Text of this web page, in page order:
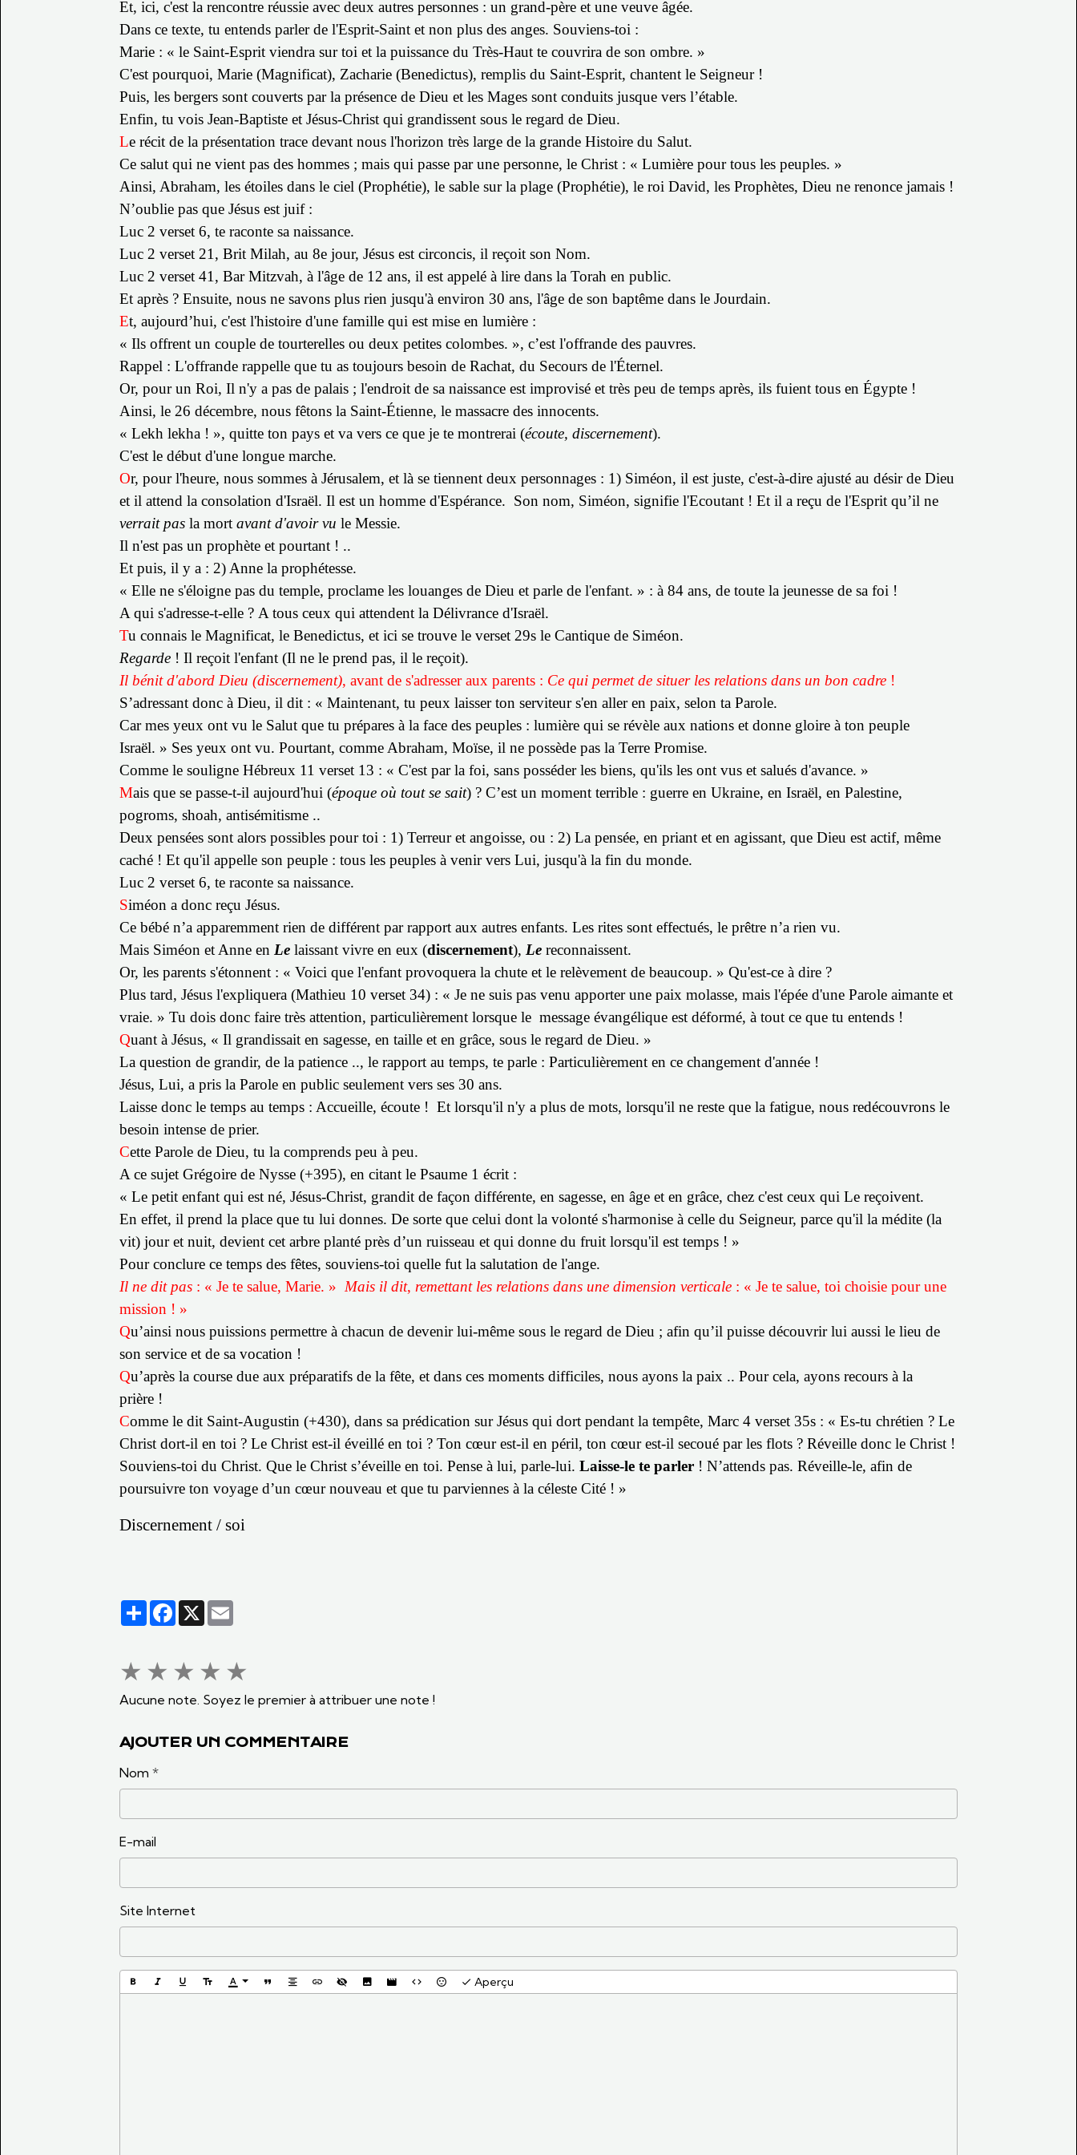
Et, ici, c'est la rencontre réussie avec deux autres personnes : un grand-père et une veuve âgée.
Dans ce texte, tu entends parler de l'Esprit-Saint et non plus des anges. Souviens-toi :
Marie : « le Saint-Esprit viendra sur toi et la puissance du Très-Haut te couvrira de son ombre. »
C'est pourquoi, Marie (Magnificat), Zacharie (Benedictus), remplis du Saint-Esprit, chantent le Seigneur !
Puis, les bergers sont couverts par la présence de Dieu et les Mages sont conduits jusque vers l’étable.
Enfin, tu vois Jean-Baptiste et Jésus-Christ qui grandissent sous le regard de Dieu.
Le récit de la présentation trace devant nous l'horizon très large de la grande Histoire du Salut.
Ce salut qui ne vient pas des hommes ; mais qui passe par une personne, le Christ : « Lumière pour tous les peuples. »
Ainsi, Abraham, les étoiles dans le ciel (Prophétie), le sable sur la plage (Prophétie), le roi David, les Prophètes, Dieu ne renonce jamais !
N’oublie pas queJésus est juif :
Luc 2 verset 6, te raconte sa naissance.
Luc 2 verset 21, Brit Milah, au 8e jour, Jésus est circoncis, il reçoit son Nom.
Luc 2 verset 41, Bar Mitzvah, à l'âge de 12 ans, il est appelé à lire dans la Torah en public.
Et après ? Ensuite, nous ne savons plus rien jusqu'à environ 30 ans, l'âge de son baptême dans le Jourdain.
Et, aujourd’hui, c'est l'histoire d'une famille qui est mise en lumière :
« Ils offrent un couple de tourterelles ou deux petites colombes. », c’est l'offrande des pauvres.
Rappel : L'offrande rappelle que tu as toujours besoin de Rachat, du Secours de l'Éternel.
Or, pour un Roi, Il n'y a pas de palais ; l'endroit de sa naissance est improvisé et très peu de temps après, ils fuient tous en Égypte !
Ainsi, le 26 décembre, nous fêtons la Saint-Étienne, le massacre des innocents.
« Lekh lekha ! », quitte ton pays et va vers ce que je te montrerai (écoute, discernement).
C'est le début d'une longue marche.
Or, pour l'heure, nous sommes à Jérusalem, et là se tiennent deux personnages : 1) Siméon, il est juste, c'est-à-dire ajusté au désir de Dieu
et il attend la consolation d'Israël.Il est un homme d'Espérance. Son nom, Siméon, signifie l'Ecoutant !Et il a reçu de l'Esprit qu’il ne
verrait pas la mortavant d'avoir vu le Messie.
Il n'est pas un prophète et pourtant ! ..
Et puis, il y a : 2) Anne la prophétesse.
« Elle ne s'éloigne pas du temple, proclame les louanges de Dieu et parle de l'enfant. » : à 84 ans, de toute la jeunesse de sa foi !
A qui s'adresse-t-elle ? A tous ceux qui attendent la Délivrance d'Israël.
Tu connais le Magnificat, le Benedictus, et ici se trouve leverset 29s le Cantique de Siméon.
Regarde ! Il reçoit l'enfant (Il ne le prend pas, il le reçoit).
Il bénit d'abord Dieu (discernement), avant de s'adresser aux parents : Ce qui permet de situer les relations dans un bon cadre !
S’adressant donc à Dieu, il dit : « Maintenant, tu peux laisser ton serviteur s'en aller en paix, selon ta Parole.
Car mes yeux ont vu le Salut que tu prépares à la face des peuples : lumière qui se révèle aux nations et donne gloire à ton peuple
Israël. » Ses yeux ont vu.Pourtant, comme Abraham, Moïse, il ne possède pas la Terre Promise.
Comme le souligne Hébreux 11 verset 13 : « C'est par la foi, sans posséder les biens, qu'ils les ont vus et salués d'avance. »
Mais que se passe-t-il aujourd'hui (époque où tout se sait) ? C’est un moment terrible : guerre en Ukraine, en Israël, en Palestine,
pogroms, shoah, antisémitisme ..
Deux pensées sont alors possibles pour toi : 1) Terreur et angoisse, ou : 2) La pensée, en priant et en agissant, que Dieu est actif, même
caché ! Et qu'il appelle son peuple : tous les peuples à venir vers Lui, jusqu'à la fin du monde.
Luc 2 verset 6, te raconte sa naissance.
Siméon a donc reçu Jésus.
Ce bébé n’a apparemment rien de différent par rapport aux autres enfants.Les rites sont effectués, le prêtre n’a rien vu.
Mais Siméon et Anne en Le laissant vivre en eux (discernement), Le reconnaissent.
Or, les parents s'étonnent : « Voici que l'enfant provoquera la chute et le relèvement de beaucoup. » Qu'est-ce à dire ?
Plus tard, Jésus l'expliquera (Mathieu 10 verset 34) : « Je ne suis pas venu apporter une paix molasse, mais l'épée d'une Parole aimante et
vraie. »Tu dois donc faire très attention, particulièrement lorsque le message évangélique est déformé, à tout ce que tu entends !
Quant à Jésus, « Il grandissait en sagesse, en taille et en grâce, sous le regard de Dieu. »
La question de grandir, de la patience .., le rapport au temps, te parle : Particulièrement en ce changement d'année !
Jésus, Lui, a pris la Parole en public seulement vers ses 30 ans.
Laisse donc le temps au temps : Accueille, écoute !Et lorsqu'il n'y a plus de mots, lorsqu'il ne reste que la fatigue, nous redécouvrons le
besoin intense de prier.
Cette Parole de Dieu, tu la comprends peu à peu.
A ce sujet Grégoire de Nysse (+395), en citant le Psaume 1 écrit :
« Le petit enfant qui est né, Jésus-Christ, grandit de façon différente, en sagesse, en âge et en grâce, chez c'est ceux qui Le reçoivent.
En effet, il prend la place que tu lui donnes.De sorte que celui dont la volonté s'harmonise à celle du Seigneur, parce qu'il la médite (la
vit) jour et nuit, devient cet arbre planté près d’un ruisseau et qui donne du fruit lorsqu'il est temps ! »
Pour conclure ce temps des fêtes, souviens-toi quelle fut la salutation de l'ange.
Il ne dit pas : « Je te salue, Marie. » Mais il dit, remettant les relations dans une dimension verticale : « Je te salue, toi choisie pour une
mission ! »
Qu’ainsi nous puissions permettre à chacun de devenir lui-même sous le regard de Dieu ; afin qu’il puisse découvrir lui aussi le lieu de
son service et de sa vocation !
Qu’après la course due aux préparatifs de la fête, et dans ces moments difficiles, nous ayons la paix ..Pour cela, ayons recours à la
prière !
Comme le dit Saint-Augustin (+430), dans sa prédication sur Jésus qui dort pendant la tempête, Marc 4 verset 35s : « Es-tu chrétien ? Le
Christ dort-il en toi ? Le Christ est-il éveillé en toi ? Ton cœur est-il en péril, ton cœur est-il secoué par les flots ? Réveille donc le Christ !
Souviens-toi du Christ. Que le Christ s’éveille en toi. Pense à lui, parle-lui.Laisse-le te parler ! N’attends pas. Réveille-le, afin de
poursuivre ton voyage d’un cœur nouveau et que tu parviennes à la céleste Cité ! »
Discernement / soi
PartagerFacebook
X
★ ★ ★ ★ ★
Aucune note. Soyez le premier à attribuer une note !
AJOUTER UN COMMENTAIRE
Nom
E-mail
Site Internet
Aperçu